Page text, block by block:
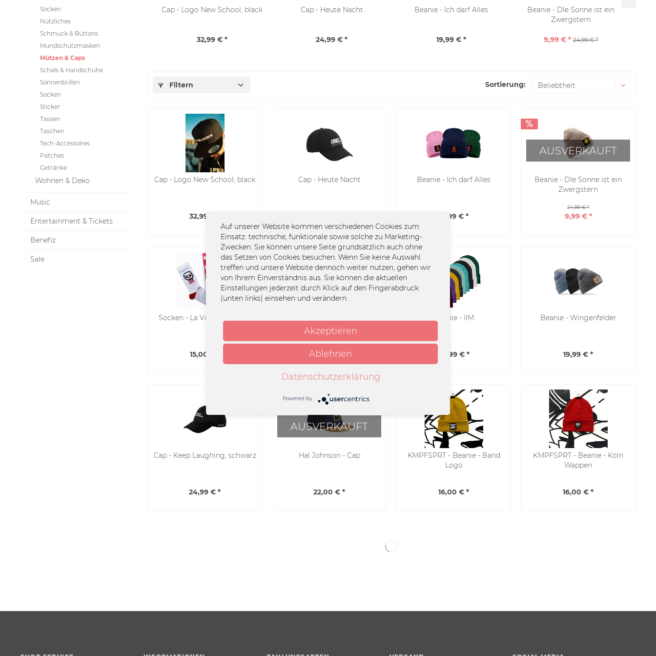
Socken
Nützliches
Schmuck & Buttons
Mundschutzmasken
Mützen & Caps
Schals & Handschuhe
Sonnenbrillen
Socken
Sticker
Tassen
Taschen
Tech-Accessoires
Patches
Getränke
Wohnen & Deko
Music
Entertainment & Tickets
Benefiz
Sale
Cap - Logo New School, black
32,99 € *
Cap - Heute Nacht
24,99 € *
Beanie - Ich darf Alles
19,99 € *
Beanie - DIe Sonne ist ein
Zwergstern
9,99 € * 24,99 € *
Filtern Sortierung:
Cap - Logo New School, black
32,99 € *
Cap - Heute Nacht Beanie - Ich darf Alles
19,99 € *
AUSVERKAUFT
Beanie - DIe Sonne ist ein
Zwergstern
24,99 € *
9,99 € *
Socken - La Vie, Oder Was?
15,00 € *
AUSVERKAUFT
32,99 € *
Beanie - IIM
24,99 € *
Beanie - Wingenfelder
19,99 € *
Cap - Keep Laughing, schwarz
24,99 € *
AUSVERKAUFT
Hal Johnson - Cap
22,00 € *
KMPFSPRT - Beanie - Band
Logo
16,00 € *
KMPFSPRT - Beanie - Köln
Wappen
16,00 € *
Auf unserer Website kommen verschiedenen Cookies zum
Einsatz: technische, funktionale sowie solche zu Marketing-
Zwecken. Sie können unsere Seite grundsätzlich auch ohne
das Setzen von Cookies besuchen. Wenn Sie keine Auswahl
treffen und unsere Website dennoch weiter nutzen, gehen wir
von Ihrem Einverständnis aus. Sie können die aktuellen
Einstellungen jederzeit durch Klick auf den Fingerabdruck
(unten links) einsehen und verändern.
Akzeptieren
Ablehnen
Datenschutzerklärung
Powered by